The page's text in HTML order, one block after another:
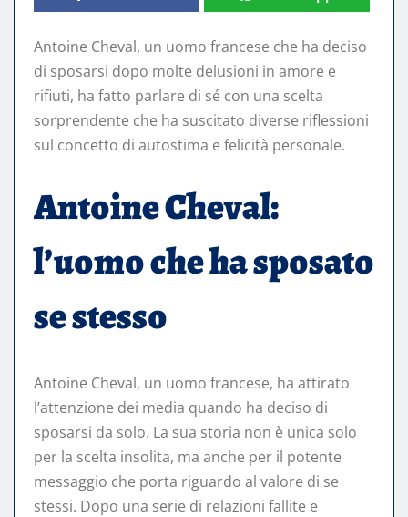
Antoine Cheval, un uomo francese che ha deciso
di sposarsi dopo molte delusioni in amore e
rifiuti, ha fatto parlare di sé con una scelta
sorprendente che ha suscitato diverse riflessioni
sul concetto di autostima e felicità personale.
Antoine Cheval:
l’uomo che ha sposato
se stesso
Antoine Cheval, un uomo francese, ha attirato
l’attenzione dei media quando ha deciso di
sposarsi da solo. La sua storia non è unica solo
per la scelta insolita, ma anche per il potente
messaggio che porta riguardo al valore di se
stessi. Dopo una serie di relazioni fallite e